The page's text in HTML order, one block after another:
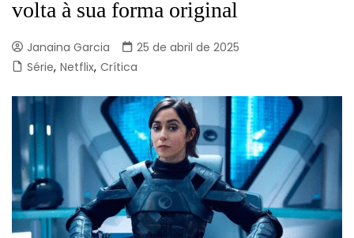
volta à sua forma original
Janaina Garcia
25 de abril de 2025
Série, Netflix, Crítica